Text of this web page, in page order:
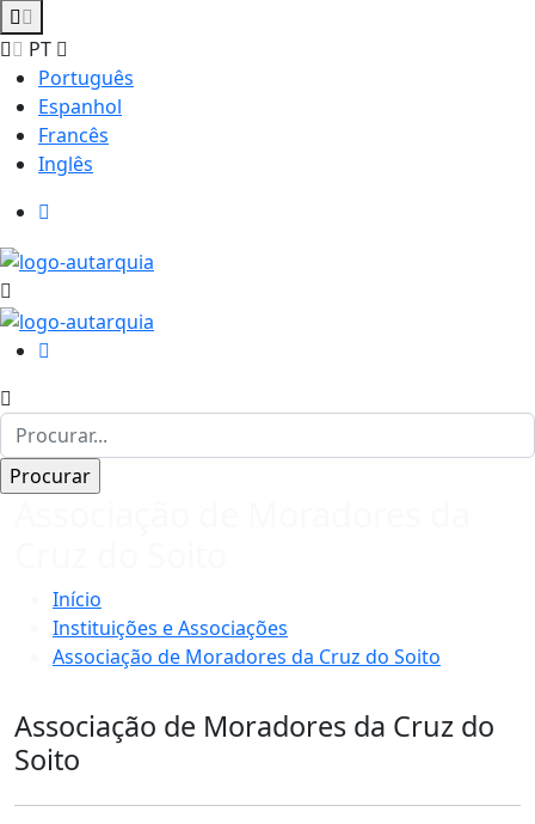
PT
Português
Espanhol
Francês
Inglês
Início
Instituições e Associações
Associação de Moradores da Cruz do Soito
Associação de Moradores da Cruz do
Soito